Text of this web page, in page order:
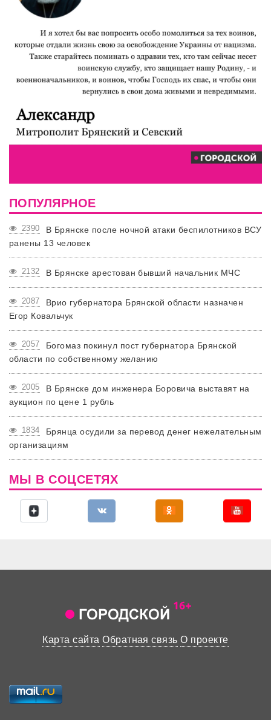
ПОПУЛЯРНОЕ
2390
В Брянске после ночной атаки беспилотников ВСУ
ранены 13 человек
2132 В Брянске арестован бывший начальник МЧС
2087
Врио губернатора Брянской области назначен
Егор Ковальчук
2057
Богомаз покинул пост губернатора Брянской
области по собственному желанию
2005
В Брянске дом инженера Боровича выставят на
аукцион по цене 1 рубль
1834
Брянца осудили за перевод денег нежелательным
организациям
МЫ В СОЦСЕТЯХ
Карта сайта Обратная связь О проекте